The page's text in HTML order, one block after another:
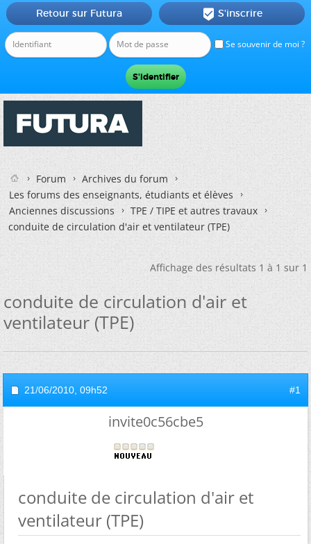
Se souvenir de moi ?
Retour sur Futura  S'inscrire
Forum
Archives du forum
Les forums des enseignants, étudiants et élèves
Anciennes discussions
TPE / TIPE et autres travaux
conduite de circulation d'air et ventilateur (TPE)
Affichage des résultats 1 à 1 sur 1
conduite de circulation d'air et
ventilateur (TPE)
21/06/2010, 09h52 #1
invite0c56cbe5
conduite de circulation d'air et
ventilateur (TPE)